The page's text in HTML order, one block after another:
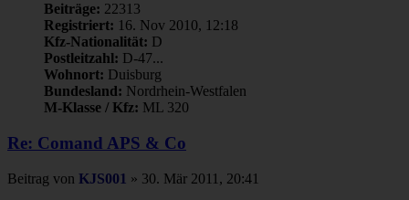
Beiträge: 22313
Registriert: 16. Nov 2010, 12:18
Kfz-Nationalität: D
Postleitzahl: D-47...
Wohnort: Duisburg
Bundesland: Nordrhein-Westfalen
M-Klasse / Kfz: ML 320
Re: Comand APS & Co
Beitrag von KJS001 » 30. Mär 2011, 20:41